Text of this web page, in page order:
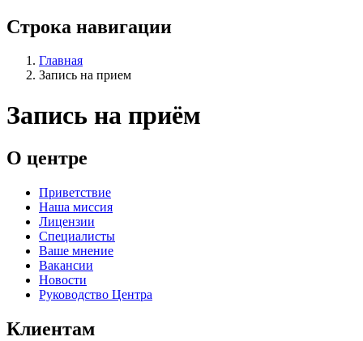
Строка навигации
Главная
Запись на прием
Запись на приём
О центре
Приветствие
Наша миссия
Лицензии
Специалисты
Ваше мнение
Вакансии
Новости
Руководство Центра
Клиентам